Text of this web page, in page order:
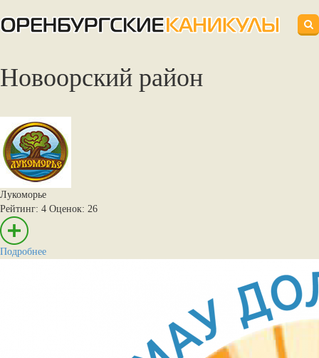
ОРГАНИЗАЦИЯ
ДЕТСКОГО
ОТДЫХА
ДЕТЯМ
Новоорский район‎
Лукоморье
Рейтинг: 4 Оценок: 26
Подробнее